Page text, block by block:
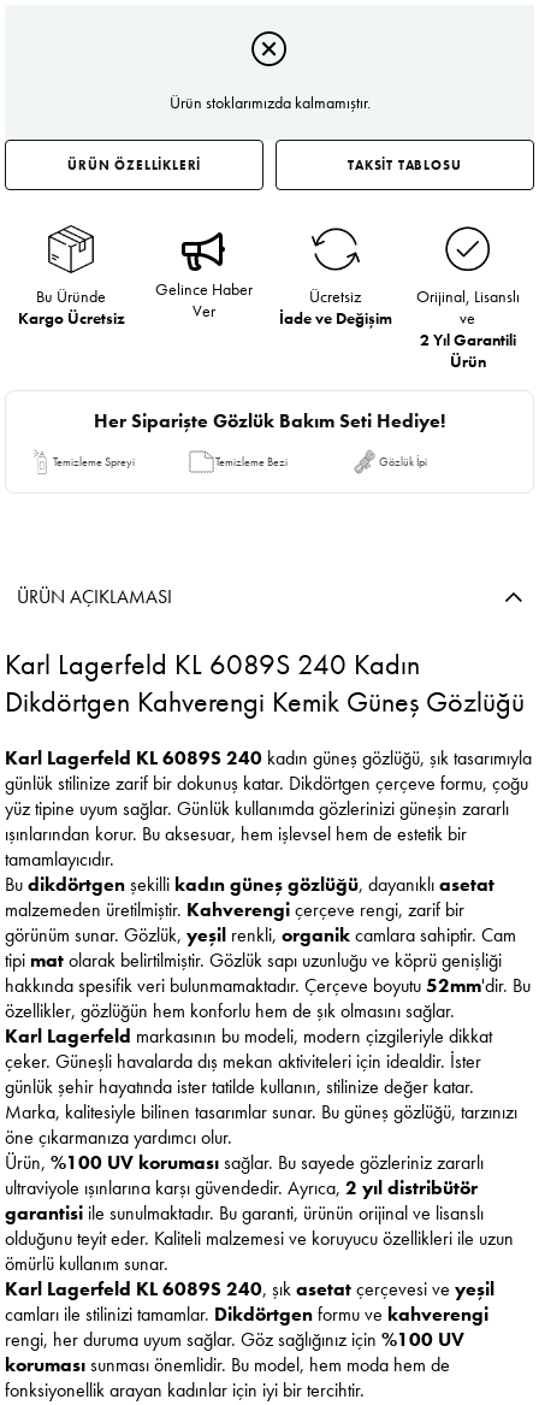
Ürün stoklarımızda kalmamıştır.
ÜRÜN ÖZELLİKLERİ TAKSİT TABLOSU
Bu Üründe
Kargo Ücretsiz
Gelince Haber
Ver
Ücretsiz
İade ve Değişim
Orijinal, Lisanslı
ve
2 Yıl Garantili
Ürün
Her Siparişte Gözlük Bakım Seti Hediye!
Temizleme Spreyi Temizleme Bezi Gözlük İpi
ÜRÜN AÇIKLAMASI
Karl Lagerfeld KL 6089S 240 Kadın
Dikdörtgen Kahverengi Kemik Güneş Gözlüğü
Karl Lagerfeld KL 6089S 240 kadın güneş gözlüğü, şık tasarımıyla
günlük stilinize zarif bir dokunuş katar. Dikdörtgen çerçeve formu, çoğu
yüz tipine uyum sağlar. Günlük kullanımda gözlerinizi güneşin zararlı
ışınlarından korur. Bu aksesuar, hem işlevsel hem de estetik bir
tamamlayıcıdır.
Budikdörtgenşekilli kadın güneş gözlüğü, dayanıklıasetat
malzemeden üretilmiştir. Kahverengiçerçeve rengi, zarif bir
görünüm sunar. Gözlük,yeşil renkli,organikcamlara sahiptir. Cam
tipimatolarak belirtilmiştir. Gözlük sapı uzunluğu ve köprü genişliği
hakkında spesifik veri bulunmamaktadır. Çerçeve boyutu52mm'dir. Bu
özellikler, gözlüğün hem konforlu hem de şık olmasını sağlar.
Karl Lagerfeld markasının bu modeli, modern çizgileriyle dikkat
çeker. Güneşli havalarda dış mekan aktiviteleri için idealdir. İster
günlük şehir hayatında ister tatilde kullanın, stilinize değer katar.
Marka, kalitesiyle bilinen tasarımlar sunar. Bu güneş gözlüğü, tarzınızı
öne çıkarmanıza yardımcı olur.
Ürün,%100 UV korumasısağlar. Bu sayede gözleriniz zararlı
ultraviyole ışınlarına karşı güvendedir. Ayrıca,2 yıl distribütör
garantisi ile sunulmaktadır. Bu garanti, ürünün orijinal ve lisanslı
olduğunu teyit eder. Kaliteli malzemesi ve koruyucu özellikleri ile uzun
ömürlü kullanım sunar.
Karl Lagerfeld KL 6089S 240, şıkasetatçerçevesi veyeşil
camları ile stilinizi tamamlar. Dikdörtgenformu ve kahverengi
rengi, her duruma uyum sağlar. Göz sağlığınız için%100 UV
korumasısunması önemlidir. Bu model, hem moda hem de
fonksiyonellik arayan kadınlar için iyi bir tercihtir.